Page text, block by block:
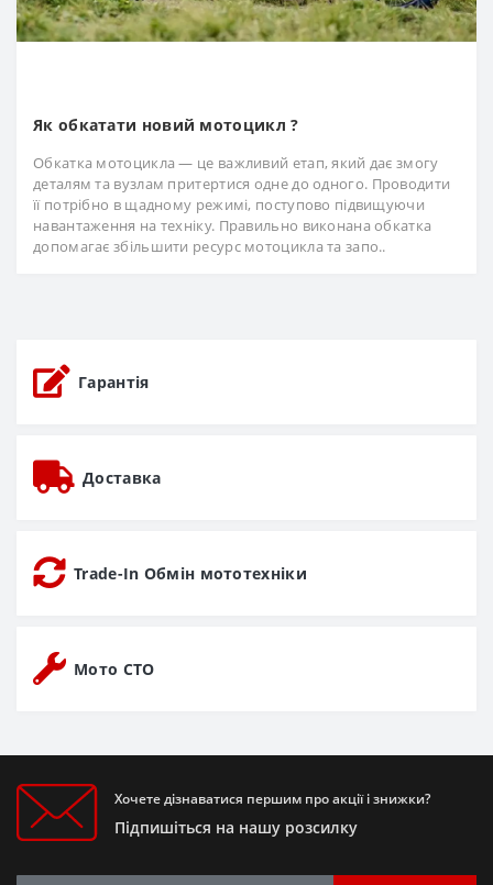
Як обкатати новий мотоцикл ?
Обкатка мотоцикла — це важливий етап, який дає змогу
деталям та вузлам притертися одне до одного. Проводити
її потрібно в щадному режимі, поступово підвищуючи
навантаження на техніку. Правильно виконана обкатка
допомагає збільшити ресурс мотоцикла та запо..
Гарантія
Доставка
Trade-In Обмін мототехніки
Мото СТО
Хочете дізнаватися першим про акції і знижки?
Підпишіться на нашу розсилку